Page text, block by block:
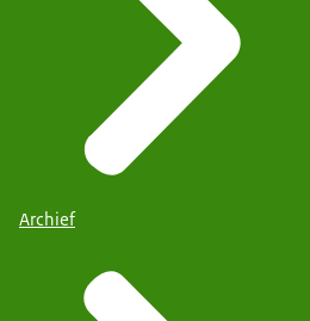
Archief